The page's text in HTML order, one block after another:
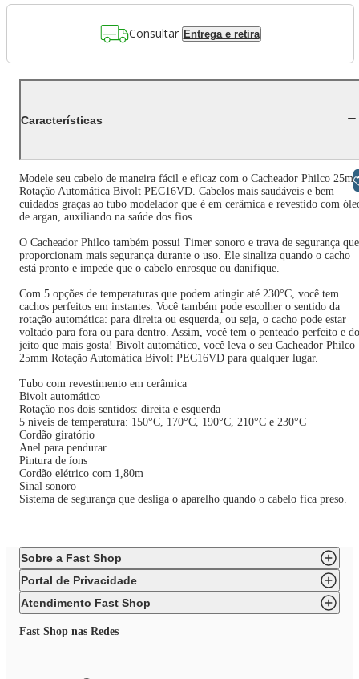
Consultar Entrega e retira
Características
Modele seu cabelo de maneira fácil e eficaz com o Cacheador Philco
Rotação Automática Bivolt PEC16VD. Cabelos mais saudáveis e bem
cuidados graças ao tubo modelador que é em cerâmica e revestido com
de argan, auxiliando na saúde dos fios.
O Cacheador Philco também possui Timer sonoro e trava de segurança que
proporcionam mais segurança durante o uso. Ele sinaliza quando o cacho
está pronto e impede que o cabelo enrosque ou danifique.
Com 5 opções de temperaturas que podem atingir até 230°C, você tem
cachos perfeitos em instantes. Você também pode escolher o sentido da
rotação automática: para direita ou esquerda, ou seja, o cacho pode estar
voltado para fora ou para dentro. Assim, você tem o penteado perfeito e do
jeito que mais gosta! Bivolt automático, você leva o seu Cacheador Philco
25mm Rotação Automática Bivolt PEC16VD para qualquer lugar.
Tubo com revestimento em cerâmica
Bivolt automático
Rotação nos dois sentidos: direita e esquerda
5 níveis de temperatura: 150°C, 170°C, 190°C, 210°C e 230°C
Cordão giratório
Anel para pendurar
Pintura de íons
Cordão elétrico com 1,80m
Sinal sonoro
Sistema de segurança que desliga o aparelho quando o cabelo fica preso.
Sobre a Fast Shop
Portal de Privacidade
Atendimento Fast Shop
Fast Shop nas Redes
Libras